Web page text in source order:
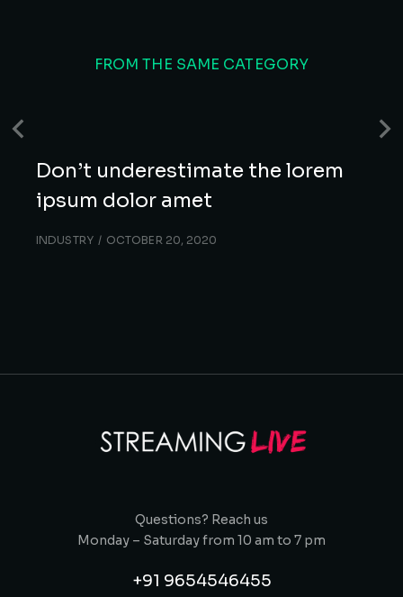
FROM THE SAME CATEGORY
Don’t underestimate the lorem
ipsum dolor amet
INDUSTRY OCTOBER 20, 2020
Questions? Reach us
Monday – Saturday from 10 am to 7 pm
+91 9654546455